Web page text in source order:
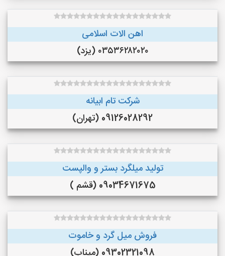
اهن الات اسلامی
۰۳۵۳۶۲۸۲۰۲۰ (یزد)
شرکت تام ابیانه
09126028292 (تهران)
تولید میلگرد بستر و والپست
09034671675 (قشم )
فروش میل گرد و خاموت